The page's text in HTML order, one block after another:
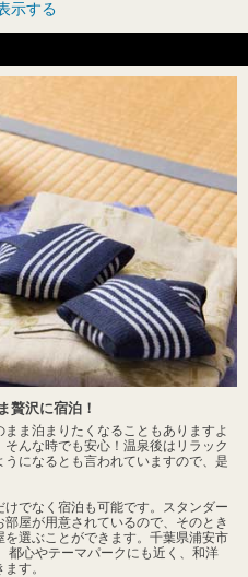
示する
贅沢に宿泊！
ま泊まりたくなることもありますよ
んな時でも安心！温泉後はリラック
になるとも言われていますので、是
けでなく宿泊も可能です。スタンダー
屋が用意されているので、そのとき
選ぶことができます。千葉県浦安市
都心やテーマパークにも近く、和洋
す。